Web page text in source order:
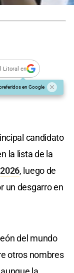
Litoral en
en Google
candidato
la lista de la
, luego de
un desgarro en
del mundo
otros nombres